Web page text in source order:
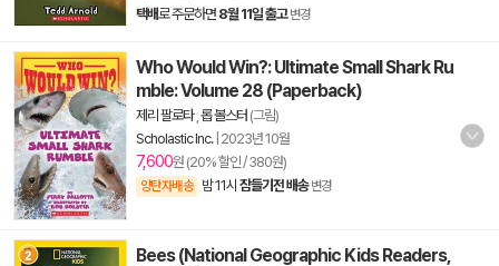
택배로 주문하면 8월 11일 출고 변경
Who Would Win?: Ultimate Small Shark Ru
mble: Volume 28 (Paperback)
제리 팔로타, 롭 볼스터 (그림)
Scholastic Inc.| 2023년 10월
7,600원 (20% 할인 / 380원)
양탄자배송 밤 11시 잠들기전 배송 변경
Bees (National Geographic Kids Readers,